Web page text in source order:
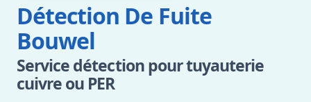
Détection De Fuite
Bouwel
Service détection pour tuyauterie
cuivre ou PER